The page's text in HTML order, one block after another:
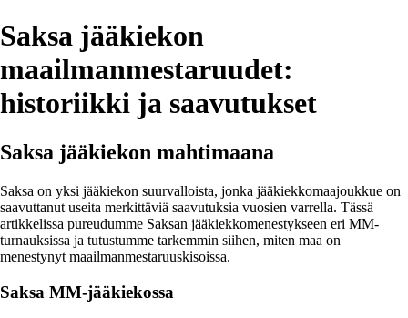
Saksa jääkiekon
maailmanmestaruudet:
historiikki ja saavutukset
Saksa jääkiekon mahtimaana
Saksa on yksi jääkiekon suurvalloista, jonka jääkiekkomaajoukkue on
saavuttanut useita merkittäviä saavutuksia vuosien varrella. Tässä
artikkelissa pureudumme Saksan jääkiekkomenestykseen eri MM-
turnauksissa ja tutustumme tarkemmin siihen, miten maa on
menestynyt maailmanmestaruuskisoissa.
Saksa MM-jääkiekossa